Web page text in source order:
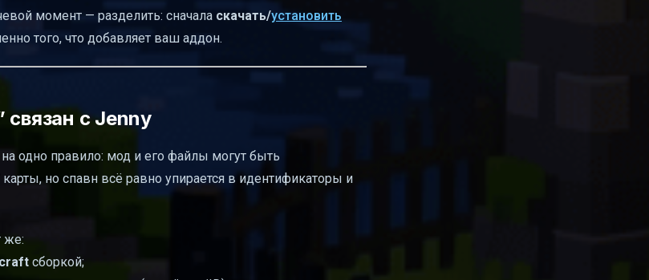
момент — разделить: сначала скачать/установить
того, что добавляет ваш аддон.
связан с Jenny
на одно правило: мод и его файлы могут быть
но спавн всё равно упирается в идентификаторы и
же:
сборкой;